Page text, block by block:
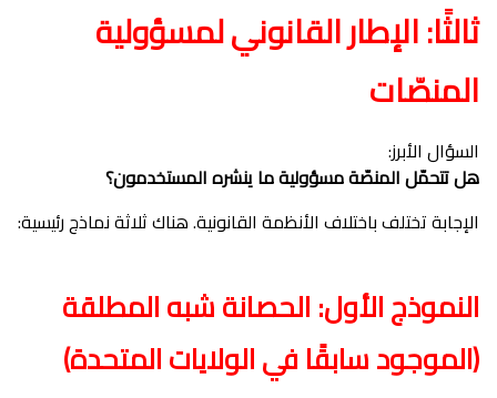
ثالثًا: الإطار القانوني لمسؤولية
المنصّات
السؤال الأبرز:
هل تتحمّل المنصّة مسؤولية ما ينشره المستخدمون؟
الإجابة تختلف باختلاف الأنظمة القانونية. هناك ثلاثة نماذج رئيسية:
النموذج الأول: الحصانة شبه المطلقة
(الموجود سابقًا في الولايات المتحدة)